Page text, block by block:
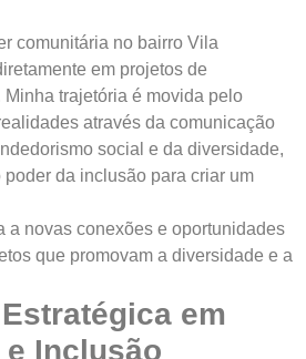
comunitária no bairro Vila
em projetos de
trajetória é movida pelo
através da comunicação
social e da diversidade,
da inclusão para criar um
a novas conexões e oportunidades
que promovam a diversidade e a
em
Inclusão